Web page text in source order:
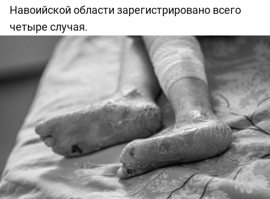
Навоийской области зарегистрировано всего
четыре случая.